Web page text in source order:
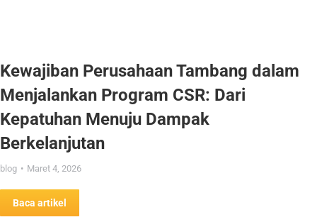
Kewajiban Perusahaan Tambang dalam
Menjalankan Program CSR: Dari
Kepatuhan Menuju Dampak
Berkelanjutan
blog Maret 4, 2026
Baca artikel